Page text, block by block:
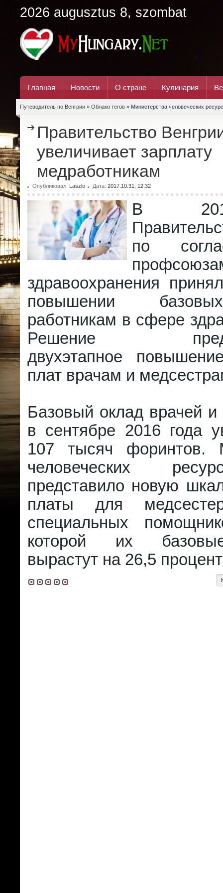
2026 augusztus 8, szombat
Главная Новости О стране Кулинария
Путеводитель по Венгрии » Облако тегов » Министерства человеческих
Правительство
увеличивает зарплату
медработникам
Опубликовал: Laszlo Дата: 2017.10.31, 12:32
В
по
здравоохранения
повышении
работникам в сфере
Решение
двухэтапное
плат врачам и
Базовый оклад врачей
в сентябре 2016 года
107 тысяч форинтов.
человеческих
представило новую
платы для
специальных
которой их
вырастут на 26,5